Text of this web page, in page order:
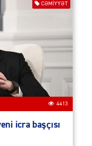
CƏMIYYƏT
4413
icra başçısı